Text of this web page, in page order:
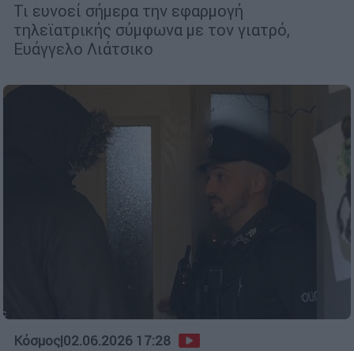
Τι ευνοεί σήμερα την εφαρμογή
τηλεϊατρικής σύμφωνα με τον γιατρό,
Ευάγγελο Λιάτσικο
Κόσμος|02.06.2026 17:28